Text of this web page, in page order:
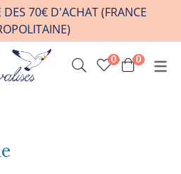
DES 70€ D'ACHAT (FRANCE
0 0